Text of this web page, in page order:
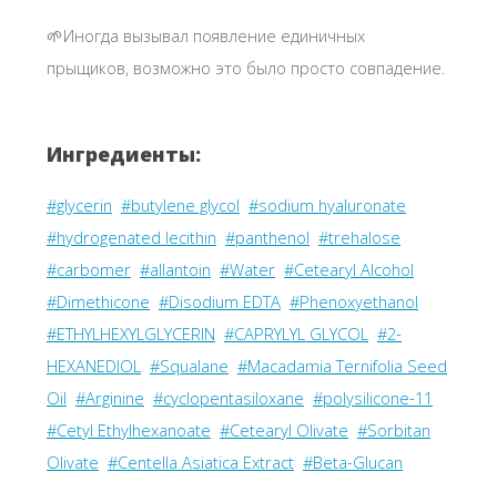
🌱Иногда вызывал появление единичных
прыщиков, возможно это было просто совпадение.
Ингредиенты:
#glycerin #butylene glycol #sodium hyaluronate
#hydrogenated lecithin #panthenol #trehalose
#carbomer #allantoin #Water #Cetearyl Alcohol
#Dimethicone #Disodium EDTA #Phenoxyethanol
#ETHYLHEXYLGLYCERIN #CAPRYLYL GLYCOL #2-
HEXANEDIOL #Squalane #Macadamia Ternifolia Seed
Oil #Arginine #cyclopentasiloxane #polysilicone-11
#Cetyl Ethylhexanoate #Cetearyl Olivate #Sorbitan
Olivate #Centella Asiatica Extract #Beta-Glucan